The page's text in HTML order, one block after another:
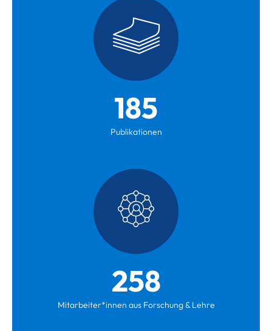
185
Publikationen
258
Mitarbeiter*innen aus Forschung & Lehre